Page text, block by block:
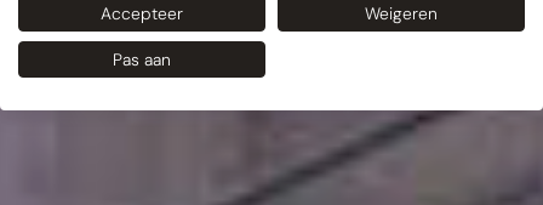
Accepteer Weigeren
Pas aan